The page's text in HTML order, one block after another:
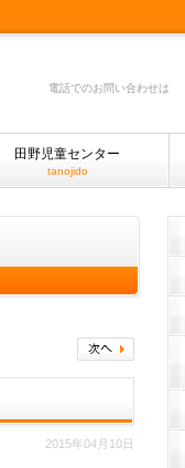
電話でのお問い合わせは
田野児童センター
tanojido
2015年04月10日